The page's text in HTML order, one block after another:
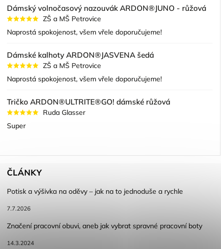
Dámský volnočasový nazouvák ARDON®JUNO - růžová
ZŠ a MŠ Petrovice
Naprostá spokojenost, všem vřele doporučujeme!
Dámské kalhoty ARDON®JASVENA šedá
ZŠ a MŠ Petrovice
Naprostá spokojenost, všem vřele doporučujeme!
Tričko ARDON®ULTRITE®GO! dámské růžová
Ruda Glasser
Super
ČLÁNKY
Potisk a výšivka na oděvy – jak na to jednoduše a rychle
7.7.2026
Značení pracovní obuvi, aneb jak vybrat spravné pracovní boty
14.3.2024